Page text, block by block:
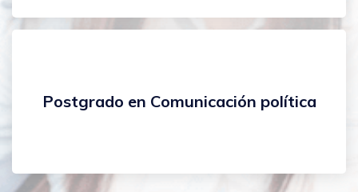
Postgrado en Comunicación política